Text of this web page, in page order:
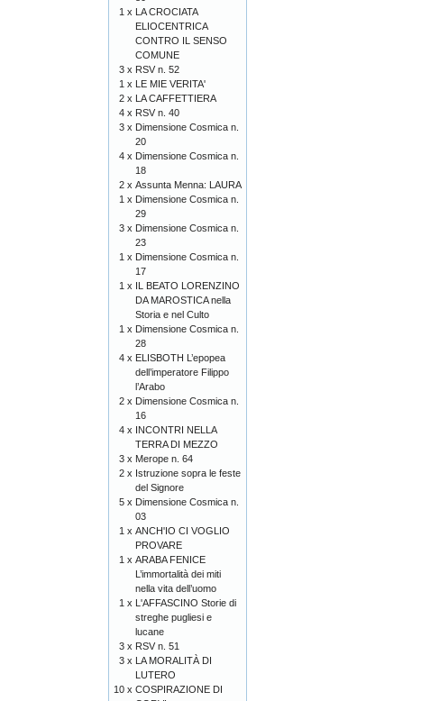
1 x LA CROCIATA
ELIOCENTRICA
CONTRO IL SENSO
COMUNE
3 x RSV n. 52
1 x LE MIE VERITA'
2 x LA CAFFETTIERA
4 x RSV n. 40
3 x Dimensione Cosmica n.
20
4 x Dimensione Cosmica n.
18
2 x Assunta Menna: LAURA
1 x Dimensione Cosmica n.
29
3 x Dimensione Cosmica n.
23
1 x Dimensione Cosmica n.
17
1 x IL BEATO LORENZINO
DA MAROSTICA nella
Storia e nel Culto
1 x Dimensione Cosmica n.
28
4 x ELISBOTH L’epopea
dell’imperatore Filippo
l’Arabo
2 x Dimensione Cosmica n.
16
4 x INCONTRI NELLA
TERRA DI MEZZO
3 x Merope n. 64
2 x Istruzione sopra le feste
del Signore
5 x Dimensione Cosmica n.
03
1 x ANCH'IO CI VOGLIO
PROVARE
1 x ARABA FENICE
L’immortalità dei miti
nella vita dell’uomo
1 x L'AFFASCINO Storie di
streghe pugliesi e
lucane
3 x RSV n. 51
3 x LA MORALITÀ DI
LUTERO
10 x COSPIRAZIONE DI